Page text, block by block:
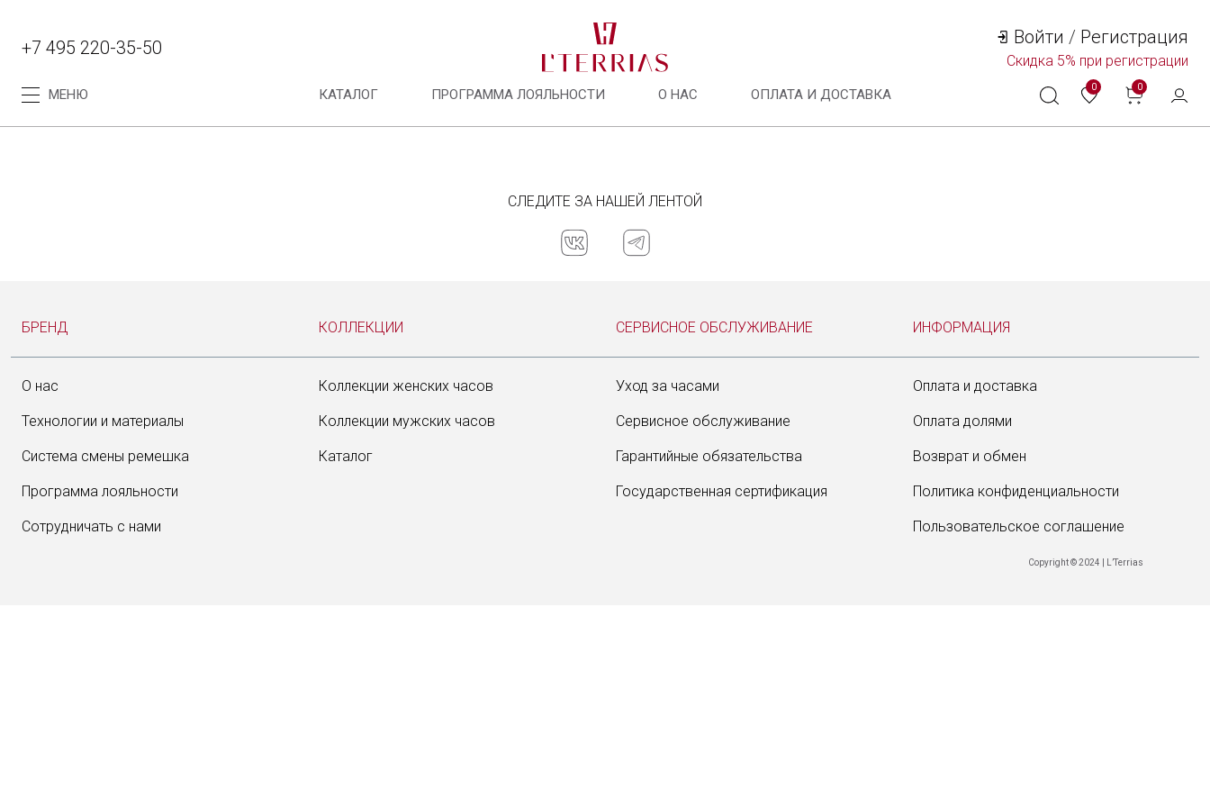
С помощью аккаунта L'TERRIAS Создать аккаунт
+7 495 220-35-50 Войти / Регистрация
Скидка 5% при регистрации
МЕНЮ КАТАЛОГ ПРОГРАММА ЛОЯЛЬНОСТИ О НАС ОПЛАТА И ДОСТАВКА 0 0
Программа лояльности
Сотрудничать с нами Гарантийные обязательства
Задай нам вопрос
СЛЕДИТЕ ЗА НАШЕЙ ЛЕНТОЙ
БРЕНД КОЛЛЕКЦИИ СЕРВИСНОЕ ОБСЛУЖИВАНИЕ ИНФОРМАЦИЯ
О нас
Технологии и материалы
Система смены ремешка
Программа лояльности
Сотрудничать с нами
Коллекции женских часов
Коллекции мужских часов
Каталог
Уход за часами
Сервисное обслуживание
Гарантийные обязательства
Государственная сертификация
Оплата и доставка
Оплата долями
Возврат и обмен
Политика конфиденциальности
Пользовательское соглашение
Copyright © 2024 | L’Terrias